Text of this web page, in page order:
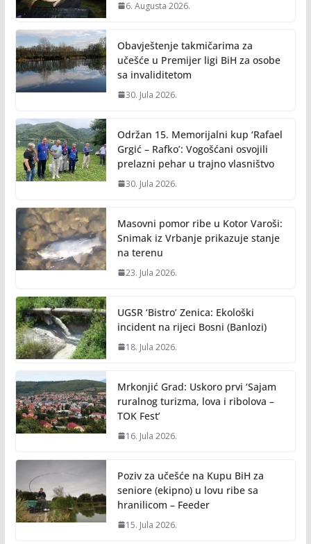
6. Augusta 2026.
Obavještenje takmičarima za
učešće u Premijer ligi BiH za osobe
sa invaliditetom
30. Jula 2026.
Održan 15. Memorijalni kup ‘Rafael
Grgić – Rafko’: Vogošćani osvojili
prelazni pehar u trajno vlasništvo
30. Jula 2026.
Masovni pomor ribe u Kotor Varoši:
Snimak iz Vrbanje prikazuje stanje
na terenu
23. Jula 2026.
UGSR ‘Bistro’ Zenica: Ekološki
incident na rijeci Bosni (Banlozi)
18. Jula 2026.
Mrkonjić Grad: Uskoro prvi ‘Sajam
ruralnog turizma, lova i ribolova –
TOK Fest’
16. Jula 2026.
Poziv za učešće na Kupu BiH za
seniore (ekipno) u lovu ribe sa
hranilicom – Feeder
15. Jula 2026.